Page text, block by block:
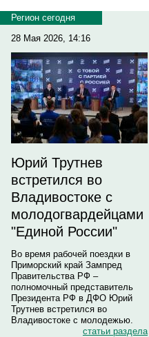
Регион сегодня
28 Мая 2026, 14:16
Юрий Трутнев
встретился во
Владивостоке с
молодогвардейцами
"Единой России"
Во время рабочей поездки в
Приморский край Зампред
Правительства РФ –
полномочный представитель
Президента РФ в ДФО Юрий
Трутнев встретился во
Владивостоке с молодежью.
статьи раздела